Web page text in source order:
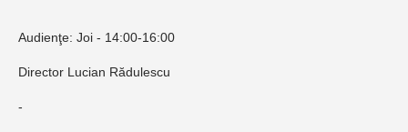
Audienţe: Joi - 14:00-16:00
Director Lucian Rădulescu
-